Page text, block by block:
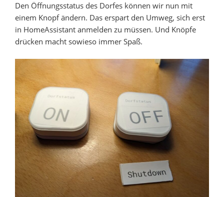
Den Öffnungsstatus des Dorfes können wir nun mit
einem Knopf ändern. Das erspart den Umweg, sich erst
in HomeAssistant anmelden zu müssen. Und Knöpfe
drücken macht sowieso immer Spaß.